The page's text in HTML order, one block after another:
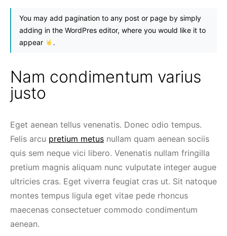
You may add pagination to any post or page by simply
adding in the WordPres editor, where you would like it to
appear
.
Nam condimentum varius
justo
Eget aenean tellus venenatis. Donec odio tempus.
Felis arcu pretium metus nullam quam aenean sociis
quis sem neque vici libero. Venenatis nullam fringilla
pretium magnis aliquam nunc vulputate integer augue
ultricies cras. Eget viverra feugiat cras ut. Sit natoque
montes tempus ligula eget vitae pede rhoncus
maecenas consectetuer commodo condimentum
aenean.